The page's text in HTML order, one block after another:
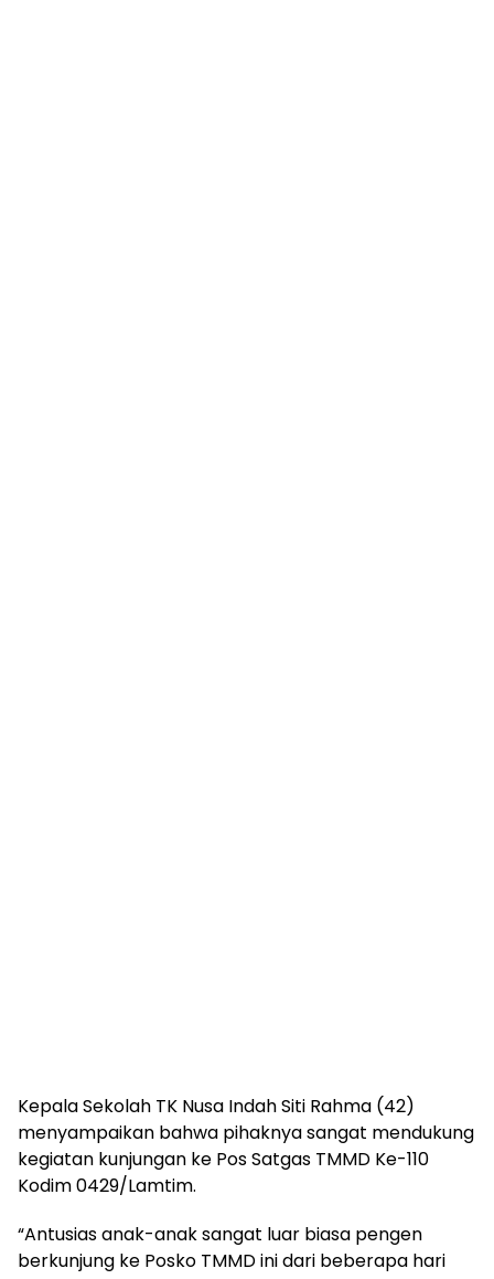
Kepala Sekolah TK Nusa Indah Siti Rahma (42)
menyampaikan bahwa pihaknya sangat mendukung
kegiatan kunjungan ke Pos Satgas TMMD Ke-110
Kodim 0429/Lamtim.
“Antusias anak-anak sangat luar biasa pengen
berkunjung ke Posko TMMD ini dari beberapa hari